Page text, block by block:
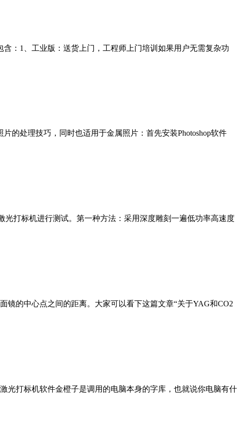
：1、工业版：送货上门，工程师上门培训如果用户无需复杂功
的处理技巧，同时也适用于金属照片：首先安装Photoshop软件
打标机进行测试。第一种方法：采用深度雕刻一遍低功率高速度
的中心点之间的距离。大家可以看下这篇文章“关于YAG和CO2
光打标机软件金橙子是调用的电脑本身的字库，也就说你电脑有什